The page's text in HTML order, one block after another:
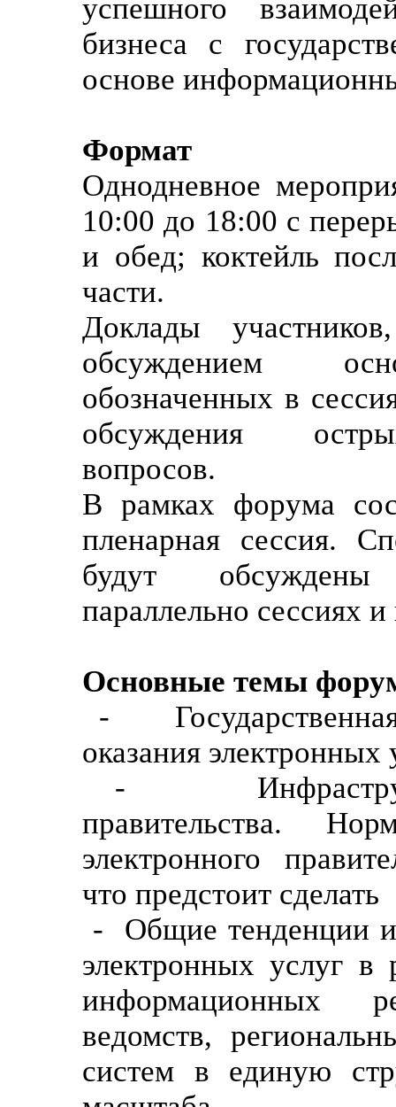
успешного
бизнеса с
основе
Формат
Однодневное
10:00 до 18:00 с
и обед; коктейль
части.
Доклады
обсуждением
обозначенных в
обсуждения
вопросов.
В рамках форума
пленарная сессия.
будут
параллельно сессиях
Основные темы
-
оказания электронных
-
правительства.
электронного
что предстоит сделать
- Общие тенденции
электронных услуг в
информационных
ведомств,
систем в единую